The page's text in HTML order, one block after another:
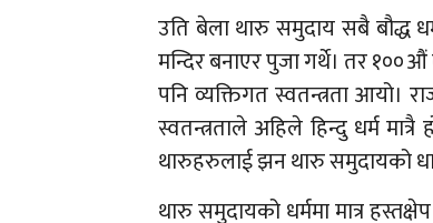
उति बेला थारु समुदाय सबै बौद्ध
मन्दिर बनाएर पुजा गर्थे। तर १००औं
पनि व्यक्तिगत स्वतन्त्रता आयो।
स्वतन्त्रताले अहिले हिन्दु धर्म मात्रै
थारुहरुलाई झन थारु समुदायको
थारु समुदायको धर्ममा मात्र